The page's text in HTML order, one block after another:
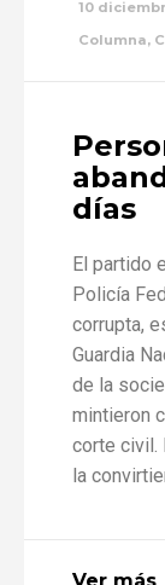
10
Columna,
días
El partido
Policía
corrupta,
Guardia
de la
mintieron
corte civil.
la